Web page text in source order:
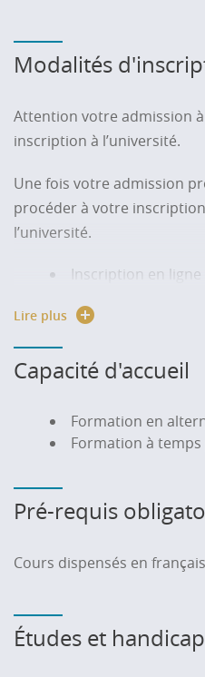
Modalités
Attention votre admission à
inscription à l’université.
Une fois votre admission
procéder à votre
l’université.
Inscription en ligne
https://www.uphf.fr/
https://www.uphf.fr/
Lire plus
Capacité d'accueil
Formation en
Formation à temps
Pré-requis
Cours dispensés en
Études et handicap